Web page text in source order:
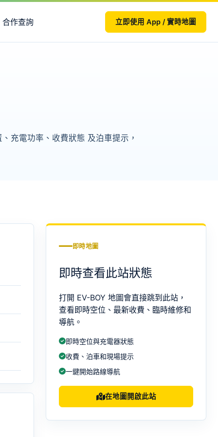
合作查詢 立即使用 App / 實時地圖
充電功率、收費狀態 及泊車提示，
即時地圖
即時查看此站狀態
打開 EV-BOY 地圖會直接跳到此站，
查看即時空位、最新收費、臨時維修和
導航。
即時空位與充電器狀態
收費、泊車和現場提示
一鍵開始路線導航
在地圖開啟此站